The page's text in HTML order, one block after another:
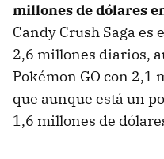
millones de dólares
Candy Crush Saga es
2,6 millones diarios,
Pokémon GO con 2,1
que aunque está un
1,6 millones de